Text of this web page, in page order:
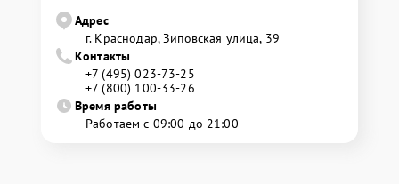
Адрес
г. Краснодар, Зиповская улица, 39
Контакты
+7 (495) 023-73-25
+7 (800) 100-33-26
Время работы
Работаем с 09:00 до 21:00